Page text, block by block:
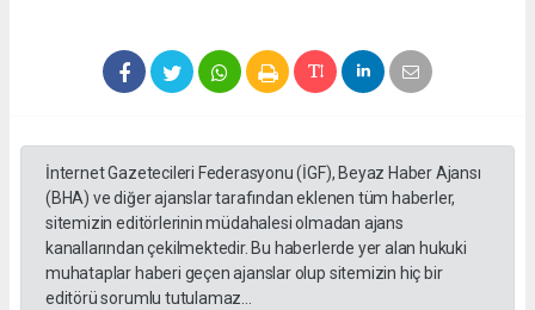
İnternet Gazetecileri Federasyonu (İGF), Beyaz Haber Ajansı
(BHA) ve diğer ajanslar tarafından eklenen tüm haberler,
sitemizin editörlerinin müdahalesi olmadan ajans
kanallarından çekilmektedir. Bu haberlerde yer alan hukuki
muhataplar haberi geçen ajanslar olup sitemizin hiç bir
editörü sorumlu tutulamaz...